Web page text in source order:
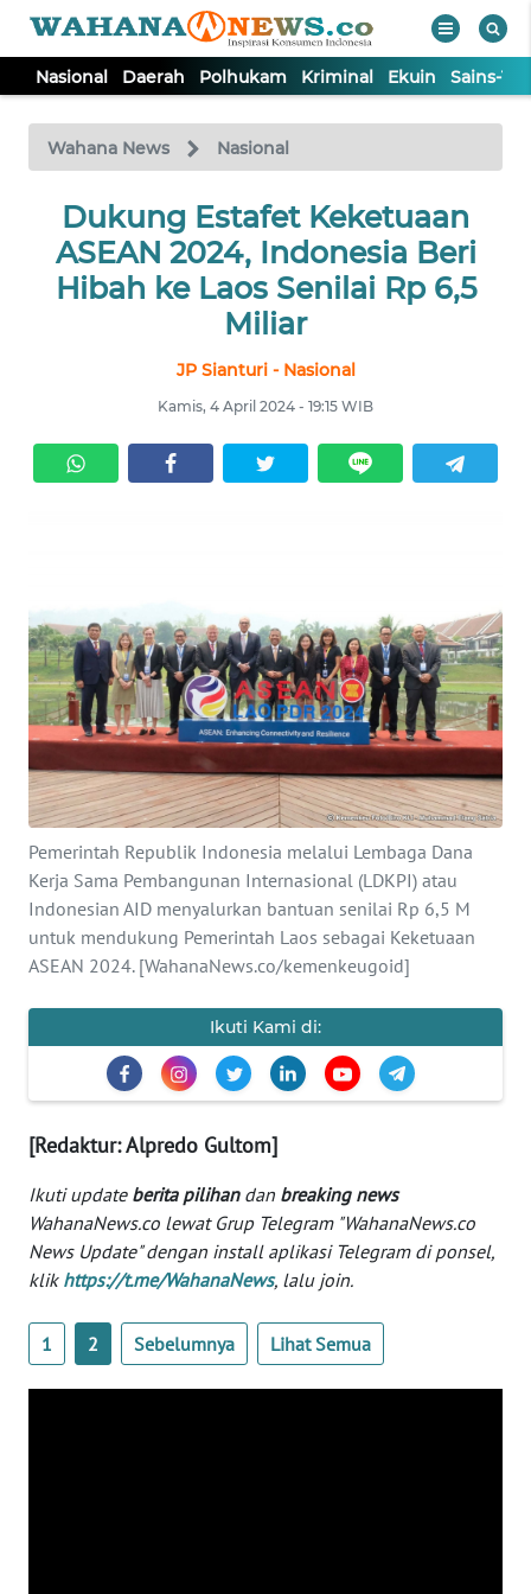
Nasional Daerah Polhukam Kriminal Ekuin Sains-
Wahana News Nasional
Dukung Estafet Keketuaan
ASEAN 2024, Indonesia Beri
Hibah ke Laos Senilai Rp 6,5
Miliar
JP Sianturi - Nasional
Kamis, 4 April 2024 - 19:15 WIB
Pemerintah Republik Indonesia melalui Lembaga Dana
Kerja Sama Pembangunan Internasional (LDKPI) atau
Indonesian AID menyalurkan bantuan senilai Rp 6,5 M
untuk mendukung Pemerintah Laos sebagai Keketuaan
ASEAN 2024. [WahanaNews.co/kemenkeugoid]
Ikuti Kami di:
[Redaktur: Alpredo Gultom]
Ikuti update berita pilihandan breaking news
WahanaNews.co lewat Grup Telegram "WahanaNews.co
News Update" dengan install aplikasi Telegram di ponsel,
klik https://t.me/WahanaNews, lalu join.
1 2 Sebelumnya Lihat Semua
TV
Tutup
NASIONAL
DAERAH
EKUIN
KESEHATAN
INTERNASIONAL
SERBA-SERBI
PENDIDIKAN
OLAHRAGA
OPINI
EDITORIAL
BERITA
KONTAK
KAMI
IKLAN
TENTANG